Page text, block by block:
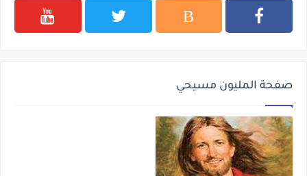
صفحة المليون مسيحي